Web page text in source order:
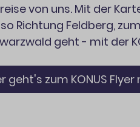
von uns. Mit der
Richtung Feldberg,
geht - mit der
geht's zum KONUS